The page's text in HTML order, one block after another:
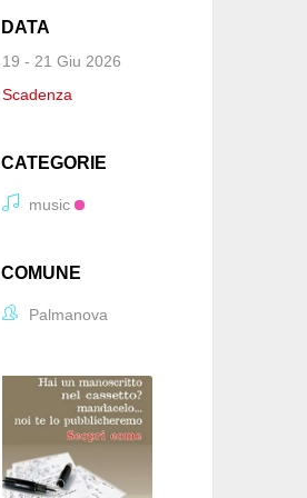
DATA
19 - 21 Giu 2026
Scadenza
CATEGORIE
music
COMUNE
Palmanova